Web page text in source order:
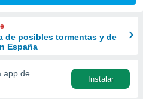
de posibles tormentas y de
España
app de
Instalar